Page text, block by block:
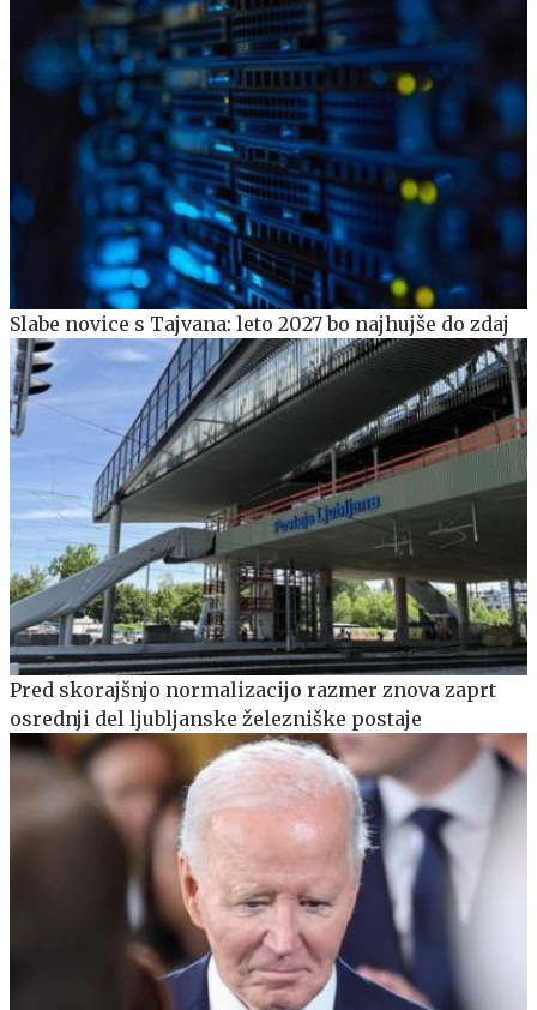
Slabe novice s Tajvana: leto 2027 bo najhujše do zdaj
Pred skorajšnjo normalizacijo razmer znova zaprt
osrednji del ljubljanske železniške postaje